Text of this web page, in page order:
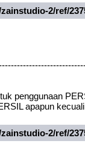
2/ref/
penggunaan
apapun
2/ref/